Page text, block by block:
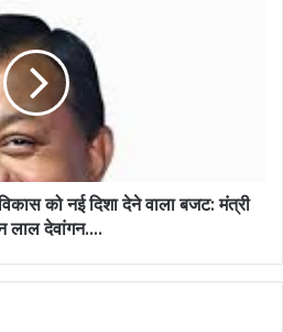
को नई दिशा देने वाला बजट: मंत्री
लाल देवांगन….